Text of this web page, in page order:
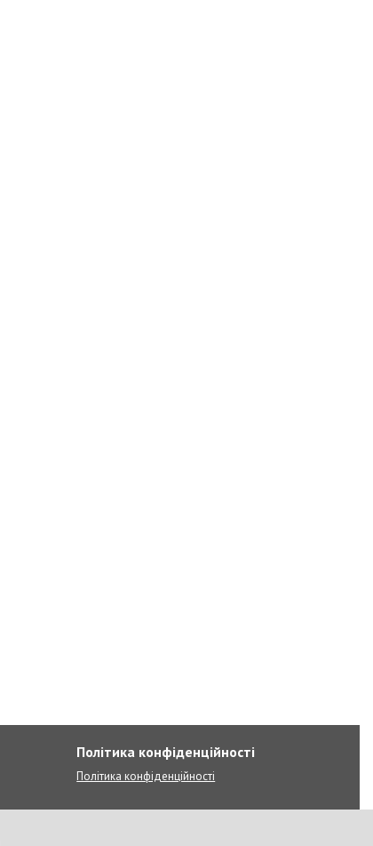
Політика конфіденційності
Політика конфіденційності